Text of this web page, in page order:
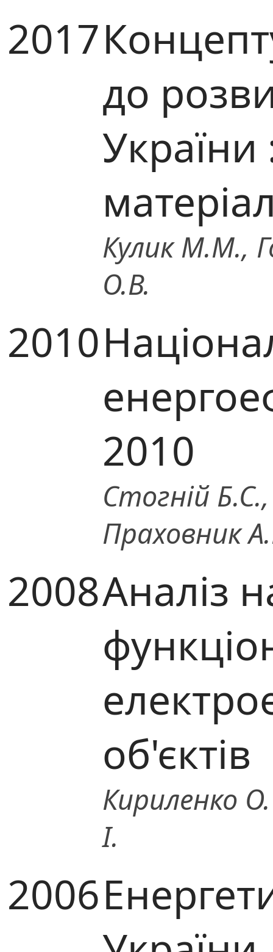
2017
до
України
Кулик М.М.,
О.В.
2010
2010
Стогній
Праховник
2008Аналіз
об'єктів
Кириленко
І.
2006